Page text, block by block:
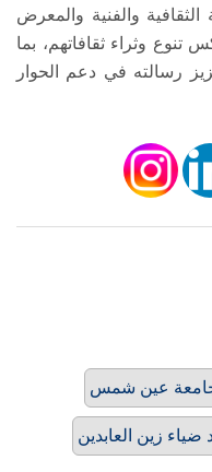
والفنية والمعرض
تنوع وثراء ثقافاتهم، بما
رسالته في دعم الحوار
عين شمس
زين العابدين